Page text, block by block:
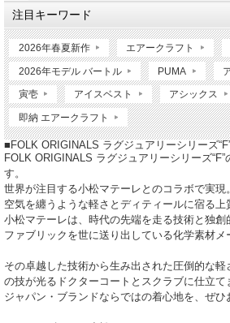
注目キーワード
2026年春夏新作 エアークラフト
2026年モデル バートル PUMA
寅壱 アイスベスト アシックス
即納 エアークラフト
■FOLK ORIGINALS ラグジュアリーシリーズ
FOLK ORIGINALS ラグジュアリーシリーズ
す。
世界が注目する小松マテーレとのコラボで実現。
空気を纏うような軽さとディティールに宿る上
小松マテーレは、時代の先端を走る技術と独
ファブリックを世に送り出している化学素材メ
その卓越した技術から生み出された圧倒的な
の技が光るドクターコートとスクラブに仕立て
ジャパン・ブランドならではの着心地を、ぜひ